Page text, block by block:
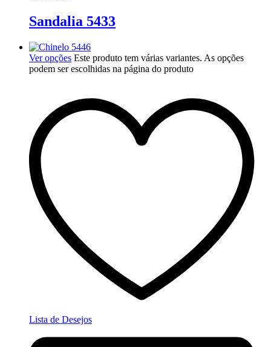
Sandalia 5433
Ver opções Este produto tem várias variantes. As opções
podem ser escolhidas na página do produto
Lista de Desejos